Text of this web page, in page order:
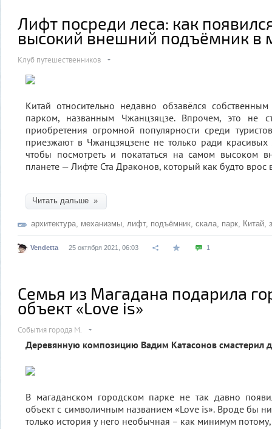
Лифт посреди леса: как
высокий внешний подъёмник в
Клуб путешественников
Китай относительно недавно обзавёлся
парком, названным Чжанцзяцзе. Впрочем, это не
приобретения огромной популярности среди
приезжают в Чжанцзяцзене не только ради
чтобы посмотреть и покататься на самом высоком
планете — Лифте Ста Драконов, который как будто врос
Читать дальше »
архитектура механизмы лифт, подъёмник скала парк Китай
Vendetta 25 октября 2021, 06:03 1
Семья из Магадана подарила
объект «Love is»
События города М.
Деревянную композицию Вадим Катасонов смастерил
В магаданском городском парке не так давно
объект с символичным названием «Love is». Вроде бы
только история у него необычная – как минимум